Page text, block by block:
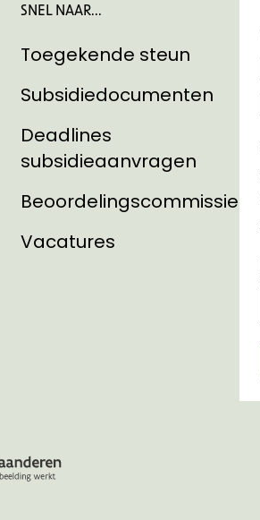
SNEL NAAR...
Toegekende steun
Subsidiedocumenten
Deadlines
subsidieaanvragen
Beoordelingscommissies
Vacatures